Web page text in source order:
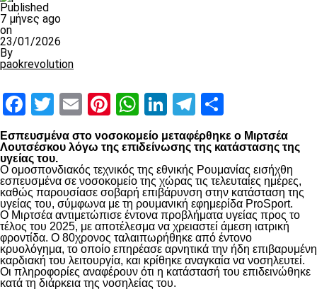
Published
7 μήνες ago
on
23/01/2026
By
paokrevolution
Facebook
Twitter
EmailPinterest
WhatsApp
LinkedIn
Telegram
Εσπευσμένα στο νοσοκομείο μεταφέρθηκε ο Μιρτσέα
Λουτσέσκου λόγω της επιδείνωσης της κατάστασης της
υγείας του.
Ο ομοσπονδιακός τεχνικός της εθνικής Ρουμανίας εισήχθη
εσπευσμένα σε νοσοκομείο της χώρας τις τελευταίες ημέρες,
καθώς παρουσίασε σοβαρή επιβάρυνση στην κατάσταση της
υγείας του, σύμφωνα με τη ρουμανική εφημερίδα ProSport.
Ο Μιρτσέα αντιμετώπισε έντονα προβλήματα υγείας προς το
τέλος του 2025, με αποτέλεσμα να χρειαστεί άμεση ιατρική
φροντίδα. Ο 80χρονος ταλαιπωρήθηκε από έντονο
κρυολόγημα, το οποίο επηρέασε αρνητικά την ήδη επιβαρυμένη
καρδιακή του λειτουργία, και κρίθηκε αναγκαία να νοσηλευτεί.
Οι πληροφορίες αναφέρουν ότι η κατάστασή του επιδεινώθηκε
κατά τη διάρκεια της νοσηλείας του.